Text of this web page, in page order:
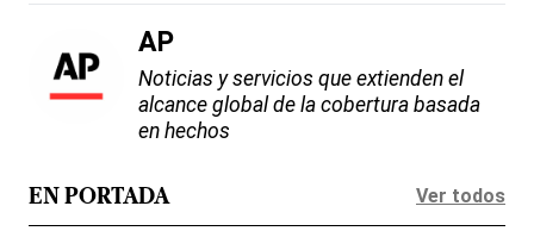
AP
Noticias y servicios que extienden el
alcance global de la cobertura basada
en hechos
EN PORTADA Ver todos